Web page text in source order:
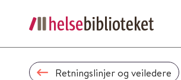
Retningslinjer og veiledere